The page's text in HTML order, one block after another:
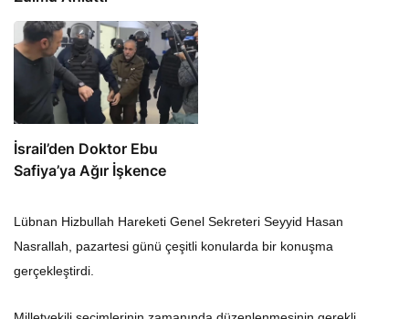
İsrail’den Doktor Ebu
Safiya’ya Ağır İşkence
Lübnan Hizbullah Hareketi Genel Sekreteri Seyyid Hasan
Nasrallah, pazartesi günü çeşitli konularda bir konuşma
gerçekleştirdi.
Milletvekili seçimlerinin zamanında düzenlenmesinin gerekli